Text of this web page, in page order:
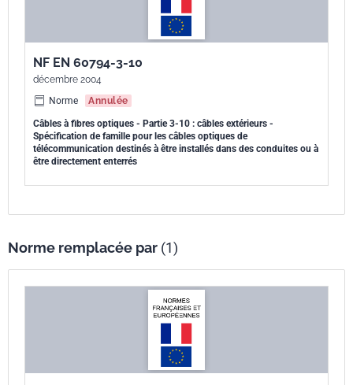
NF EN 60794-3-10
décembre 2004
Norme
Annulée
Câbles à fibres optiques - Partie 3-10 : câbles extérieurs -
Spécification de famille pour les câbles optiques de
télécommunication destinés à être installés dans des conduites ou à
être directement enterrés
Norme remplacée par (1)